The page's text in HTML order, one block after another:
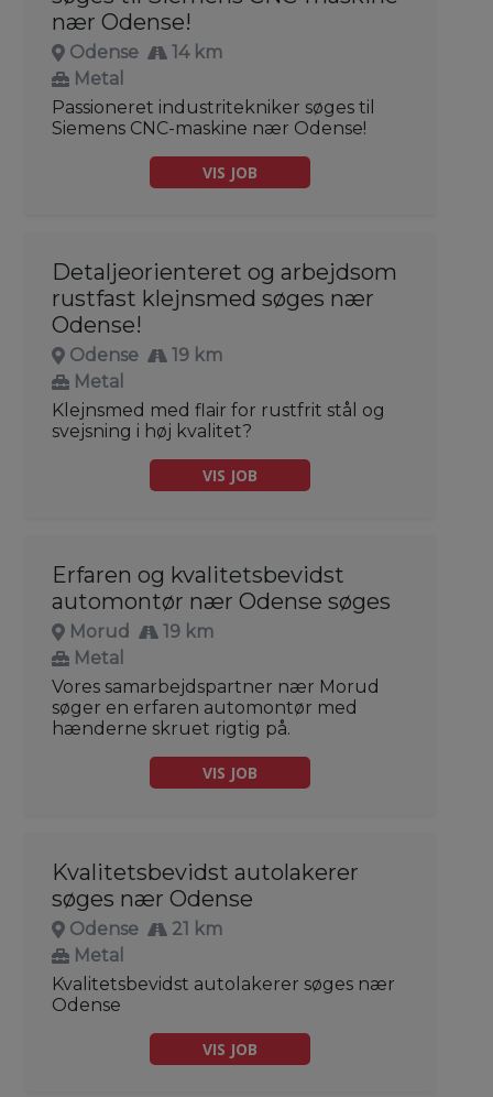
nær Odense!
Odense
14 km
Metal
Passioneret industritekniker søges til
Siemens CNC-maskine nær Odense!
VIS JOB
Detaljeorienteret og arbejdsom
rustfast klejnsmed søges nær
Odense!
Odense
19 km
Metal
Klejnsmed med flair for rustfrit stål og
svejsning i høj kvalitet?
VIS JOB
Erfaren og kvalitetsbevidst
automontør nær Odense søges
Morud
19 km
Metal
Vores samarbejdspartner nær Morud
søger en erfaren automontør med
hænderne skruet rigtig på.
VIS JOB
Kvalitetsbevidst autolakerer
søges nær Odense
Odense
21 km
Metal
Kvalitetsbevidst autolakerer søges nær
Odense
VIS JOB